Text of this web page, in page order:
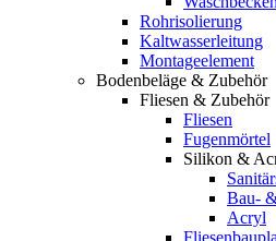
Rohrisolierung
Kaltwasserleitung
Montageelement
Bodenbeläge & Zubehör
Fliesen & Zubehör
Fliesen
Fugenmörtel
Silikon &
Bau-
Acryl